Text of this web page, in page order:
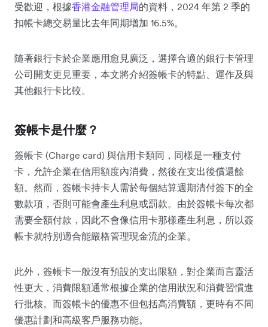
受歡迎，根據香港金融管理局的資料，2024 年第 2 季的
扣帳卡總交易量比去年同期增加 16.5%。
隨著銀行卡於企業應用愈見廣泛，選擇合適的銀行卡管理
公司開支更見重要，本文將介紹簽帳卡的特點、運作及與
其他銀行卡比較。
簽帳卡是什麼？
簽帳卡 (Charge card) 與信用卡類同，同樣是一種支付
卡，允許企業在信用額度內消費，然後在支出後償還餘
額。然而，簽帳卡持卡人需於每個結算週期清付簽下的全
數款項，否則可能會產生利息或罰款。由於簽帳卡每次都
需要全額付款，因此不會像信用卡那樣產生利息，所以簽
帳卡就特別適合能嚴格管理現金流的企業。
此外，簽帳卡一般沒有預設的支出限額，對企業而言靈活
性更大，消費限額通常根據企業的信用狀況和消費習慣進
行批核。而簽帳卡的優惠不但包括高消費額，更時有不同
優惠計劃和高級客戶服務功能。